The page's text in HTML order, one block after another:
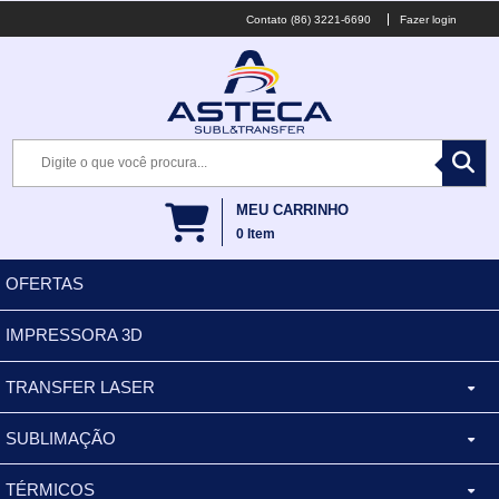
(86) 3221-6690 Fazer login
MEU CARRINHO
0 Item
OFERTAS
IMPRESSORA 3D
TRANSFER LASER
CANECA ALUMINIO
BALDES
SUBLIMAÇÃO
XÍCARA
TÉRMICOS